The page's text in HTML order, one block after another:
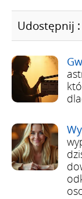
Udostępnij :